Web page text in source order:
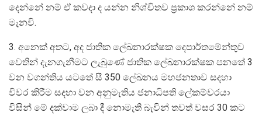
දෙන්නේ නම් ඒ කවදා ද යන්න නිශ්චිතව ප්‍ර‍කාශ කරන්නේ නම්
මැනවි.
3. අනෙක් අතට, අද ජාතික ලේඛනාරක්ෂක දෙපාර්තමේන්තුව
වෙතින් දැනගැනීමට ලැබුණේ ජාතික ලේඛනාරක්ෂක පනතේ 3
වන වගන්තිය යටතේ සී 350 ලේඛනය මහජනතාව සදහා
විවර කිරීම සදහා වන අනුමැතිය ජනාධිපති ලේකම්වරයා
විසින් මේ දක්වාම ලබා දී නොමැති බැවින් තවත් වසර 30 කට